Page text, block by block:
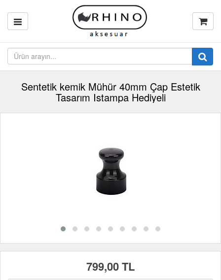
Sentetik kemik Mühür 40mm Çap Estetik
Tasarım Istampa Hediyeli
799,00 TL